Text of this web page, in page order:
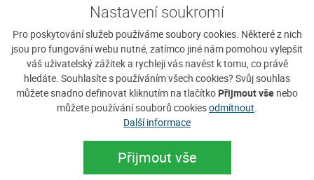
Nastavení soukromí
Pro poskytování služeb používáme soubory cookies. Některé z nich
jsou pro fungování webu nutné, zatímco jiné nám pomohou vylepšit
váš uživatelský zážitek a rychleji vás navést k tomu, co právě
hledáte. Souhlasíte s používáním všech cookies? Svůj souhlas
můžete snadno definovat kliknutím na tlačítko Přijmout vše nebo
můžete používání souborů cookiesodmítnout
Další informace
Přijmout vše
Ubytování u Kašperů
Nabízíme ubytování v rodinném apartmánu v krásném
prostředí Šumavy. Ubytování na Javorníku je vhodné nejen
pro Vaši letní dovolenou, kdy můžete...
Cena: 350 Kč za osobu / noc